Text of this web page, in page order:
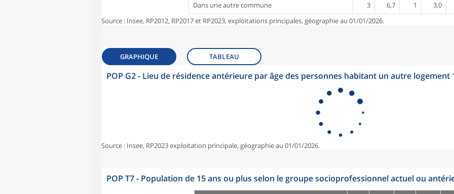
Dans une autre commune
3 6,7 1
3,0
Source : Insee, RP2012, RP2017 et RP2023, exploitations principales, géographie au 01/01/2026.
GRAPHIQUE TABLEAU
POP G2 - Lieu de résidence antérieure par âge des personnes habitant un autre logement
Source : Insee, RP2023 exploitation principale, géographie au 01/01/2026.
POP T7 - Population de 15 ans ou plus selon le groupe socioprofessionnel actuel ou